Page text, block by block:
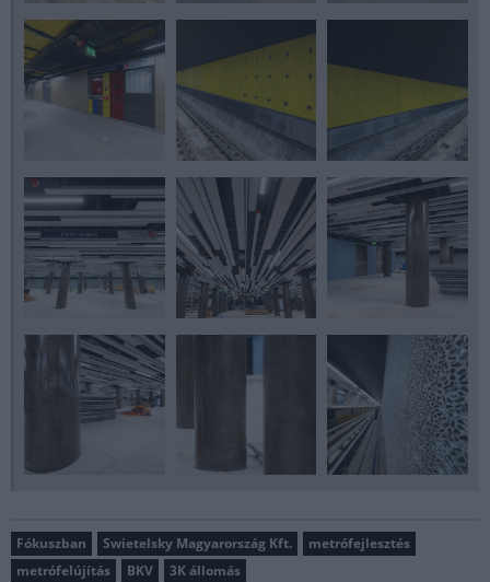
Fókuszban Swietelsky Magyarország Kft.
metrófejlesztés
metrófelújítás
BKV 3K állomás